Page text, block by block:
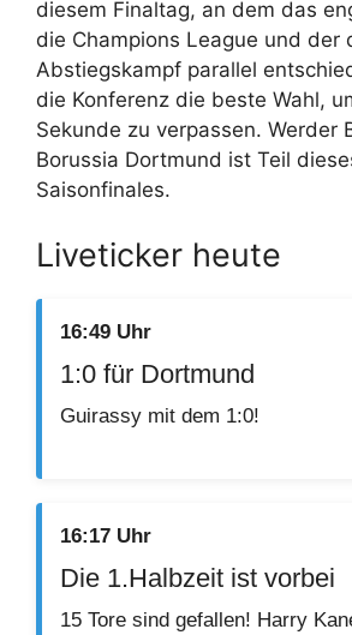
diesem Finaltag, an dem das
die Champions League und der
Abstiegskampf parallel
die Konferenz die beste Wahl,
Sekunde zu verpassen. Werder
Borussia Dortmund ist Teil
Saisonfinales.
Liveticker heute
16:49 Uhr
1:0 für Dortmund
Guirassy mit dem 1:0!
16:17 Uhr
Die 1.Halbzeit ist vorbei
15 Tore sind gefallen! Harry